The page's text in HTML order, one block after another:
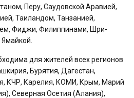
Перу, Саудовской Аравией,
Таиландом, Танзанией,
Фиджи, Филиппинами, Шри-
для жителей всех регионов
Бурятия, Дагестан,
КЧР, Карелия, КОМИ, Крым, Марий
Северная Осетия (Алания),